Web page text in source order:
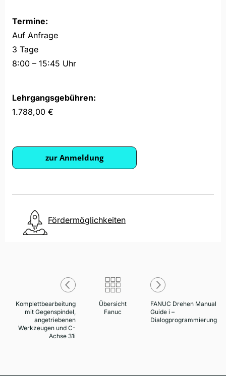
Termine:
Auf Anfrage
3 Tage
8:00 – 15:45 Uhr
Lehrgangsgebühren:
1.788,00 €
zur Anmeldung
Fördermöglichkeiten
Komplettbearbeitung
mit Gegenspindel,
angetriebenen
Werkzeugen und C-
Achse 31i
Übersicht
Fanuc
FANUC Drehen Manual
Guide i –
Dialogprogrammierung